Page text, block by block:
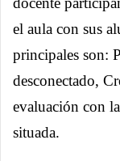
el aula con sus
principales son:
desconectado,
evaluación con
situada.